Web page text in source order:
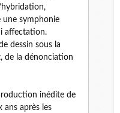
une symphonie
affectation.
dessin sous la
de la dénonciation
inédite de
ans après les